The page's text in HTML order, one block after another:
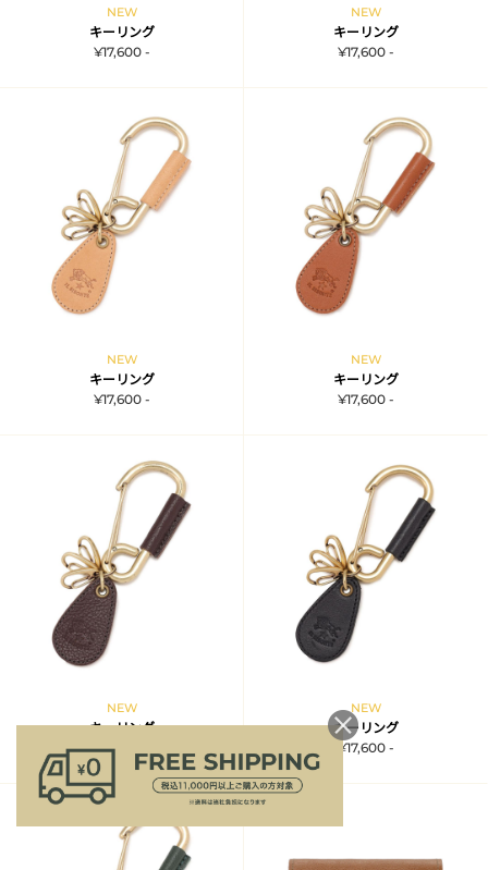
NEW
キーリング
¥17,600 -
NEW
キーリング
¥17,600 -
NEW
キーリング
¥17,600 -
NEW
キーリング
¥17,600 -
NEW
キーリング
¥17,600 -
NEW
キーリング
¥17,600 -